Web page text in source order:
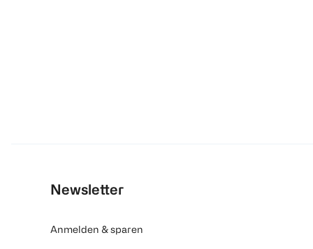
Newsletter
Anmelden & sparen